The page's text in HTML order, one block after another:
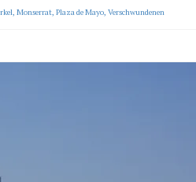
, Monserrat, Plaza de Mayo, Verschwundenen